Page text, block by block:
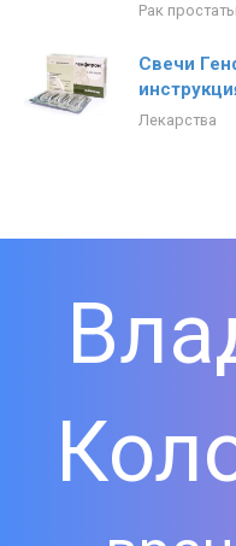
Рак простаты
Свечи
Лекарства